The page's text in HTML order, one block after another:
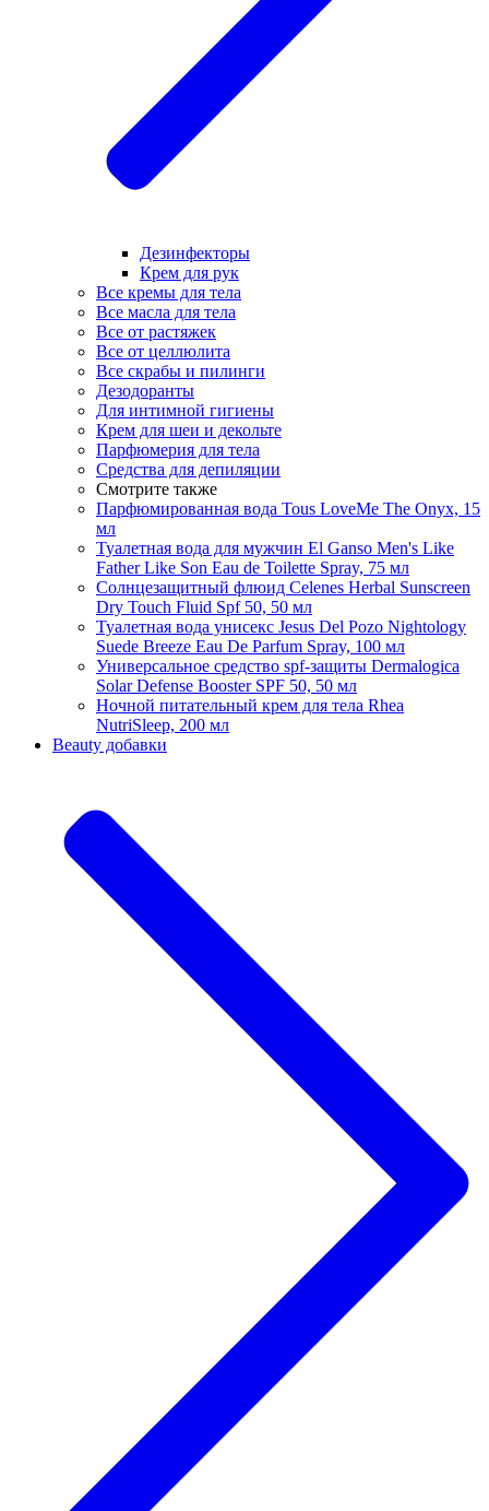
Дезинфекторы
Крем для рук
Все кремы для тела
Все масла для тела
Все от растяжек
Все от целлюлита
Все скрабы и пилинги
Дезодоранты
Для интимной гигиены
Крем для шеи и декольте
Парфюмерия для тела
Средства для депиляции
Смотрите также
Парфюмированная вода Tous LoveMe The Onyx, 15
мл
Туалетная вода для мужчин El Ganso Men's Like
Father Like Son Eau de Toilette Spray, 75 мл
Солнцезащитный флюид Celenes Herbal Sunscreen
Dry Touch Fluid Spf 50, 50 мл
Туалетная вода унисекс Jesus Del Pozo Nightology
Suede Breeze Eau De Parfum Spray, 100 мл
Универсальное средство spf-защиты Dermalogica
Solar Defense Booster SPF 50, 50 мл
Ночной питательный крем для тела Rhea
NutriSleep, 200 мл
Beauty добавки